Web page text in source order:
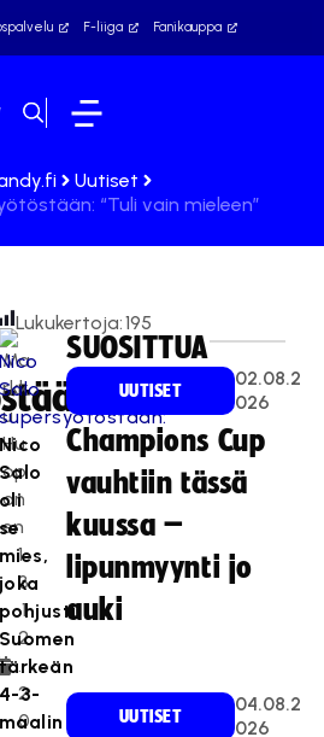
F-liiga Fanikauppa
Uutiset
“Tuli vain mieleen”
Ma
rkk
u
Hu
op
on
en
1
3
.1
2
.
2
0
Lukukertoja:195
Nico
Salo
oli
se
mies,
joka
pohjusti
Suomen
4-3-
maalin
SUOSITTUA
UUTISET
02.08.2
026
Champions Cup
vauhtiin tässä
kuussa –
lipunmyynti jo
auki
UUTISET
04.08.2
026